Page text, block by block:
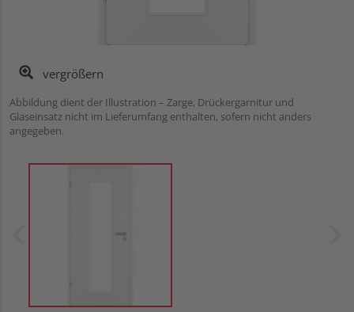
vergrößern
Abbildung dient der Illustration – Zarge, Drückergarnitur und
Glaseinsatz nicht im Lieferumfang enthalten, sofern nicht anders
angegeben.